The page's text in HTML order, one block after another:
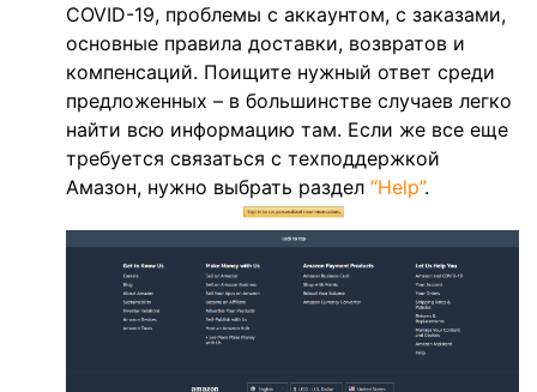
COVID-19, проблемы с аккаунтом, с заказами,
основные правила доставки, возвратов и
компенсаций. Поищите нужный ответ среди
предложенных – в большинстве случаев легко
найти всю информацию там. Если же все еще
требуется связаться с техподдержкой
Амазон, нужно выбрать раздел “Help”.